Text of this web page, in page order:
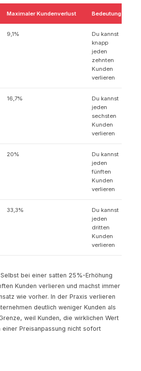
Maximaler Kundenverlust Bedeutung
9,1%
Du kannst
knapp
jeden
zehnten
Kunden
verlieren
16,7%
Du kannst
jeden
sechsten
Kunden
verlieren
20%
Du kannst
jeden
fünften
Kunden
verlieren
33,3%
Du kannst
jeden
dritten
Kunden
verlieren
bei einer satten 25%-Erhöhung
Kunden verlieren und machst immer
wie vorher. In der Praxis verlieren
deutlich weniger Kunden als
weil Kunden, die wirklichen Wert
Preisanpassung nicht sofort